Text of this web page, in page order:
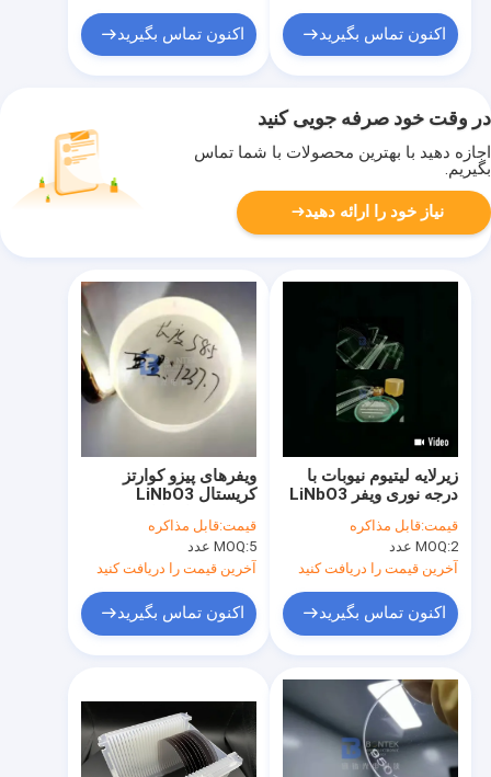
اکنون تماس بگیرید اکنون تماس بگیرید
در وقت خود صرفه جویی کنید
اجازه دهید با بهترین محصولات با شما تماس
بگیریم.
نیاز خود را ارائه دهید
ویفرهای پیزو کوارتز
کریستال LiNbO3
متفاوت
قیمت:قابل مذاکره
MOQ:5 عدد
آخرین قیمت را دریافت کنید
اکنون تماس بگیرید
زیرلایه لیتیوم نیوبات با
درجه نوری ویفر LiNbO3
قیمت:قابل مذاکره
MOQ:2 عدد
آخرین قیمت را دریافت کنید
اکنون تماس بگیرید